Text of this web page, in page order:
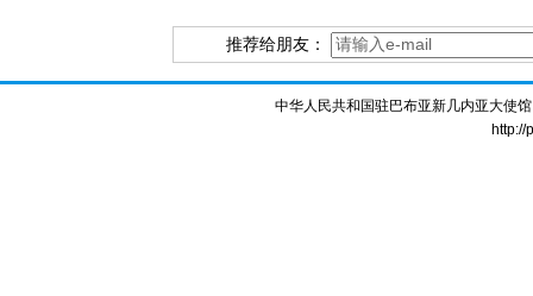
推荐给朋友：
中华人民共和国驻巴布亚新几内亚大使
http://